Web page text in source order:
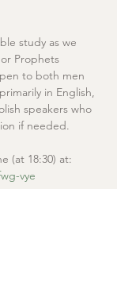
study as we
Prophets
to both men
in English,
speakers who
if needed.
(at 18:30) at:
vye